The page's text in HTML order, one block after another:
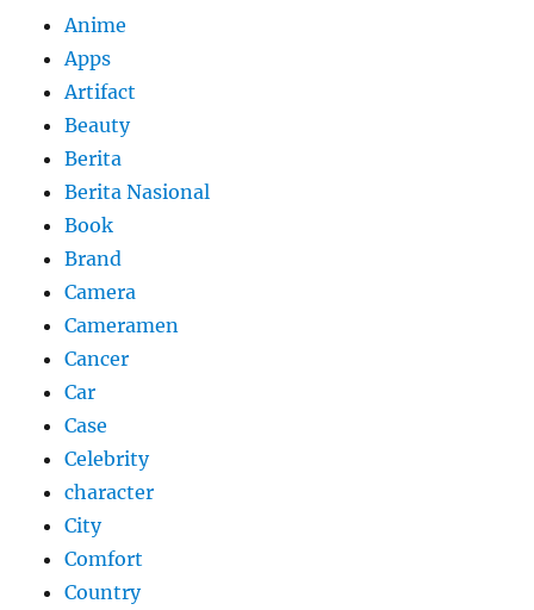
Anime
Apps
Artifact
Beauty
Berita
Berita Nasional
Book
Brand
Camera
Cameramen
Cancer
Car
Case
Celebrity
character
City
Comfort
Country